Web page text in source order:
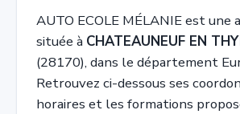
AUTO ECOLE MÉLANIE est une
située à CHATEAUNEUF EN
(28170), dans le département
Retrouvez ci-dessous ses
horaires et les formations